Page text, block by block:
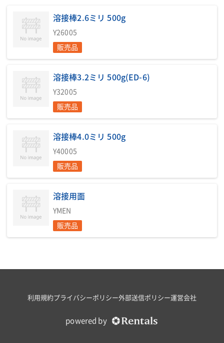
商品説明・特徴
商品用途：現場や屋外作業での電源確保と溶接作業など、エンジ
ンを動力にし発電を兼ね備えた溶接機です。被覆アーク溶接(2人
同時使用可能)の他、電動工具や照明機器の電源供給にも使えま
商品特徴：最大溶接電流400A、溶接棒8mm対応と強力で2人同時
溶接も可能(-φ4mm)です。三相・単相の電源が取れるので電源確
燃費モードを搭載し電撃防止や短絡保護機能など安全設計をした
溶接機です。
付属品：商品ご使用時には溶接用キ ャ ブ タ イ ヤが必要となりま
す。別途ご発注ください。合わせて溶接棒・溶接面等も販売して
注意事項：全高寸法には本体下の枕木などの高さは含まれませ
ん。
点検・検査情報
溶接棒2.6ミリ 500g
Y26005
販売品
溶接棒3.2ミリ 500g(ED-6)
Y32005
販売品
溶接棒4.0ミリ 500g
Y40005
販売品
溶接用面
YMEN
販売品
利用規約プライバシーポリシー外部送信ポリシー運営会社
powered by